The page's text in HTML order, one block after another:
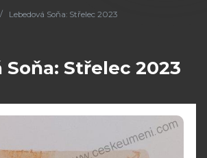
Lebedová Soňa: Střelec 2023
Soňa: Střelec 2023